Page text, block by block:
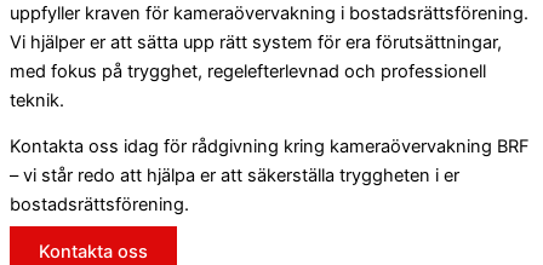
uppfyller kraven för kameraövervakning i bostadsrättsförening.
Vi hjälper er att sätta upp rätt system för era förutsättningar,
med fokus på trygghet, regelefterlevnad och professionell
teknik.
Kontakta oss idag för rådgivning kring kameraövervakning BRF
– vi står redo att hjälpa er att säkerställa tryggheten i er
bostadsrättsförening.
Kontakta oss